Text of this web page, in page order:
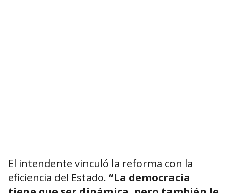
El intendente vinculó la reforma con la
eficiencia del Estado. “La democracia